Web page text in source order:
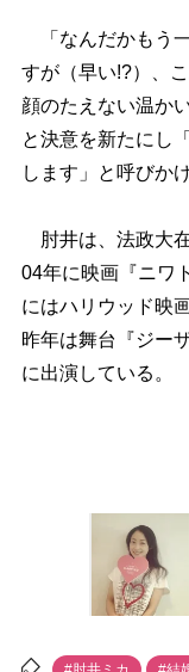
「なんだかもう
すが（早い!?）、
顔のたえない温か
と決意を新たにし
します」と呼びかけ
肘井は、法政大
04年に映画『ニワ
にはハリウッド映
昨年は舞台『ジー
に出演している。